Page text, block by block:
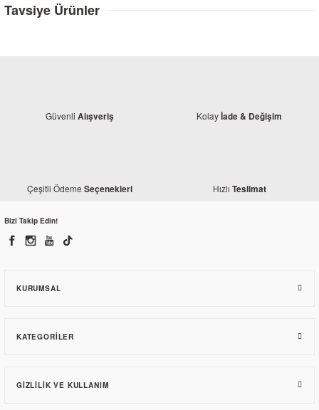
Tavsiye Ürünler
Güvenli Alışveriş Kolayİade & Değişim
Çeşitli Ödeme Seçenekleri Hızlı Teslimat
Bizi Takip Edin!
KURUMSAL
KATEGORILER
GIZLILIK VE KULLANIM